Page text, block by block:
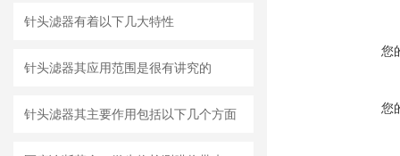
针头滤器有着以下几大特性
针头滤器其应用范围是很有讲究的
针头滤器其主要作用包括以下几个方面
您
您